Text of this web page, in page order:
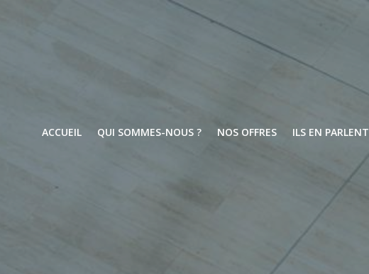
ACCUEIL QUI SOMMES-NOUS ? NOS OFFRES ILS EN PARLENT